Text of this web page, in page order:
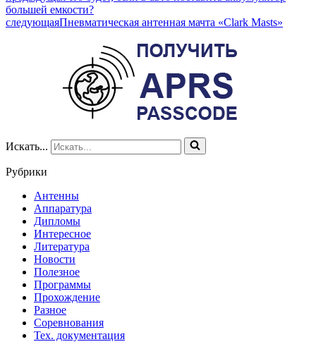
большей емкости?
следующаяПневматическая антенная мачта «Clark Masts»
Искать...
Рубрики
Антенны
Аппаратура
Дипломы
Интересное
Литература
Новости
Полезное
Программы
Прохождение
Разное
Соревнования
Тех. документация